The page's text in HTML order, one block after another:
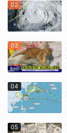
02
03
04
05